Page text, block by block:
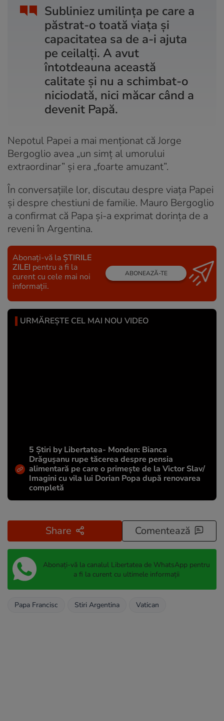
Subliniez umilința pe care a
păstrat-o toată viața și
capacitatea sa de a-i ajuta
pe ceilalți. A avut
întotdeauna această
calitate și nu a schimbat-o
niciodată, nici măcar când a
devenit Papă.
Nepotul Papei a mai menționat că Jorge
Bergoglio avea „un simț al umorului
extraordinar” și era „foarte amuzant”.
În conversațiile lor, discutau despre viața Papei
și despre chestiuni de familie. Mauro Bergoglio
a confirmat că Papa și-a exprimat dorința de a
reveni în Argentina.
Abonați-vă la ȘTIRILE
ZILEI pentru a fi la
curent cu cele mai noi
informații.
ABONEAZĂ-TE
URMĂREȘTE CEL MAI NOU VIDEO
5 Știri by Libertatea- Monden: Bianca
Drăgușanu rupe tăcerea despre pensia
alimentară pe care o primește de la Victor Slav/
Imagini cu vila lui Dorian Popa după renovarea
completă
Share Comentează
Abonați-vă la canalul Libertatea de WhatsApp pentru
a fi la curent cu ultimele informații
Papa Francisc Stiri Argentina Vatican